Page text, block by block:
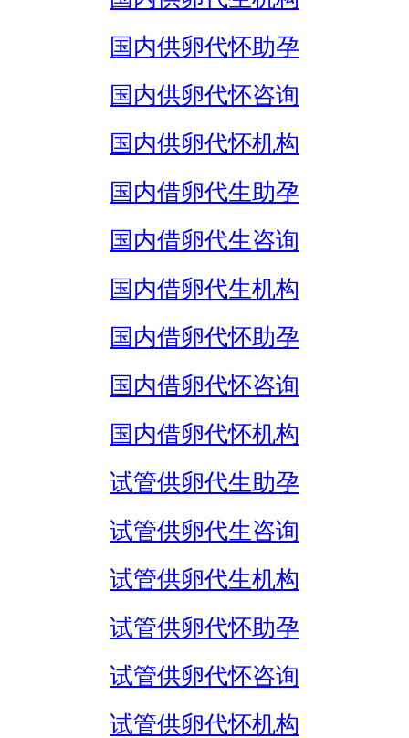
国内供卵代怀助孕
国内供卵代怀咨询
国内供卵代怀机构
国内借卵代生助孕
国内借卵代生咨询
国内借卵代生机构
国内借卵代怀助孕
国内借卵代怀咨询
国内借卵代怀机构
试管供卵代生助孕
试管供卵代生咨询
试管供卵代生机构
试管供卵代怀助孕
试管供卵代怀咨询
试管供卵代怀机构